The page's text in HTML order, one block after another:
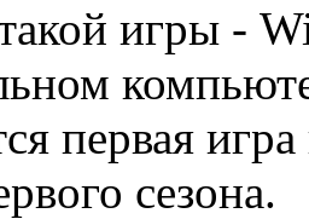
игры -
первая
сезона.